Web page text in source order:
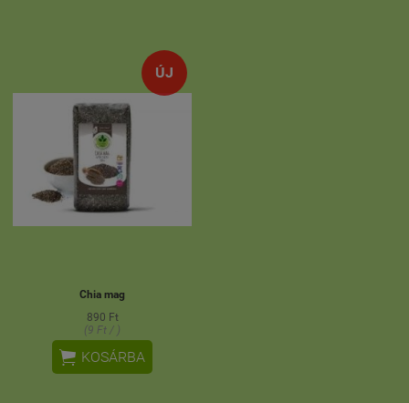
ÚJ
Chia mag
890 Ft
(9 Ft / )
 KOSÁRBA